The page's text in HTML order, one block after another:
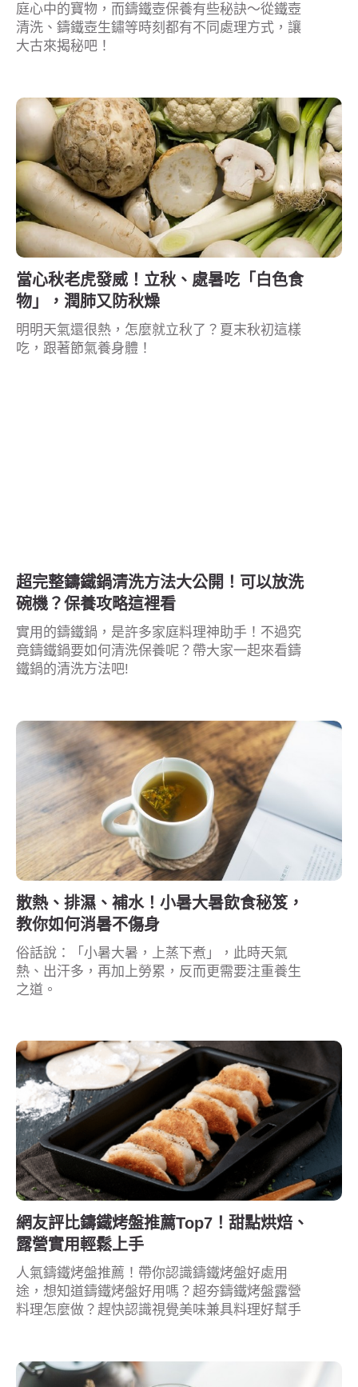
庭心中的寶物，而鑄鐵壺保養有些秘訣～從鐵壺
清洗、鑄鐵壺生鏽等時刻都有不同處理方式，讓
大古來揭秘吧！
當心秋老虎發威！立秋、處暑吃「白色食
物」，潤肺又防秋燥
明明天氣還很熱，怎麼就立秋了？夏末秋初這樣
吃，跟著節氣養身體！
超完整鑄鐵鍋清洗方法大公開！可以放洗
碗機？保養攻略這裡看
實用的鑄鐵鍋，是許多家庭料理神助手！不過究
竟鑄鐵鍋要如何清洗保養呢？帶大家一起來看鑄
鐵鍋的清洗方法吧!
散熱、排濕、補水！小暑大暑飲食秘笈，
教你如何消暑不傷身
俗話說：「小暑大暑，上蒸下煮」，此時天氣
熱、出汗多，再加上勞累，反而更需要注重養生
之道。
網友評比鑄鐵烤盤推薦Top7！甜點烘焙、
露營實用輕鬆上手
人氣鑄鐵烤盤推薦！帶你認識鑄鐵烤盤好處用
途，想知道鑄鐵烤盤好用嗎？超夯鑄鐵烤盤露營
料理怎麼做？趕快認識視覺美味兼具料理好幫手